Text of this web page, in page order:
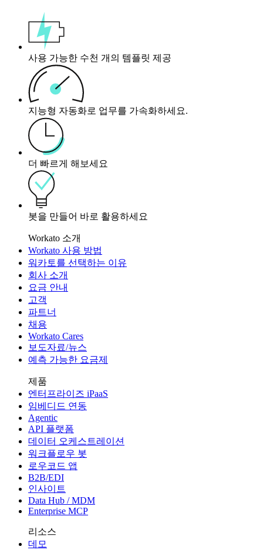
사용 가능한 수천 개의 템플릿 제공
지능형 자동화로 업무를 가속화하세요.
더 빠르게 해보세요
봇을 만들어 바로 활용하세요
Workato 소개
Workato 사용 방법
워카토를 선택하는 이유
회사 소개
요금 안내
고객
파트너
채용
Workato Cares
보도자료/뉴스
예측 가능한 요금제
제품
엔터프라이즈 iPaaS
임베디드 연동
Agentic
API 플랫폼
데이터 오케스트레이션
워크플로우 봇
로우코드 앱
B2B/EDI
인사이트
Data Hub / MDM
Enterprise MCP
리소스
데모